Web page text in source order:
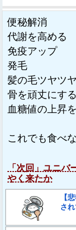
便秘解消
代謝を高める
免疫アップ
発毛
髪の毛ツヤツヤ
骨を頑丈にする
血糖値の上昇
これでも食べ
「次回」ユニ
やく来たか
【
さ